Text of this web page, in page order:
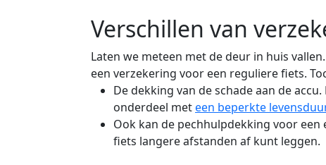
Verschillen van
Laten we meteen met de deur in huis
een verzekering voor een reguliere fiets.
De dekking van de schade aan de
onderdeel meteen beperkte levensduur
Ook kan de pechhulpdekking voor
fiets langere afstanden af kunt leggen.